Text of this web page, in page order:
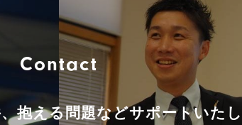
Contact
抱える問題などサポートいた